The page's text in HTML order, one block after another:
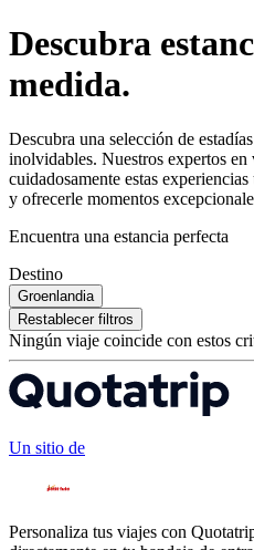
Descubra
medida.
Descubra una selección de
inolvidables. Nuestros expertos en
cuidadosamente estas
y ofrecerle momentos
Encuentra una estancia perfecta
Destino
Groenlandia
Restablecer filtros
Ningún viaje coincide con estos
Un sitio de
Personaliza tus viajes con